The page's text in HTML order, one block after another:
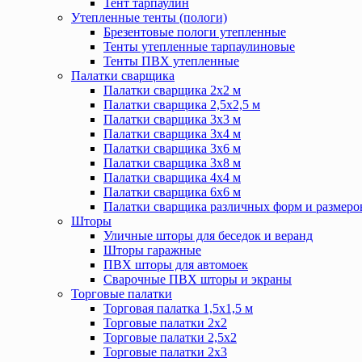
Тент тарпаулин
Утепленные тенты (пологи)
Брезентовые пологи утепленные
Тенты утепленные тарпаулиновые
Тенты ПВХ утепленные
Палатки сварщика
Палатки сварщика 2х2 м
Палатки сварщика 2,5х2,5 м
Палатки сварщика 3х3 м
Палатки сварщика 3х4 м
Палатки сварщика 3х6 м
Палатки сварщика 3х8 м
Палатки сварщика 4х4 м
Палатки сварщика 6х6 м
Палатки сварщика различных форм и
Шторы
Уличные шторы для беседок и веранд
Шторы гаражные
ПВХ шторы для автомоек
Сварочные ПВХ шторы и экраны
Торговые палатки
Торговая палатка 1,5х1,5 м
Торговые палатки 2х2
Торговые палатки 2,5х2
Торговые палатки 2х3